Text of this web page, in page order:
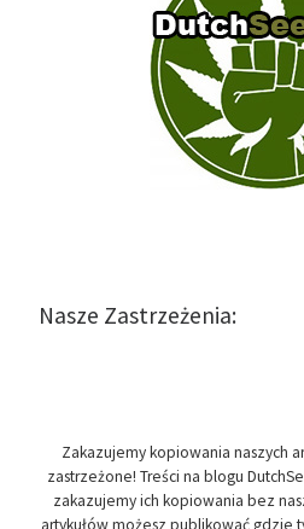
Nasze Zastrzeżenia:
Zakazujemy kopiowania naszych
zastrzeżone! Treści na blogu
zakazujemy ich kopiowania bez